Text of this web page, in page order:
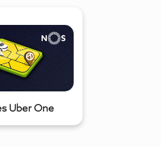
Uber One